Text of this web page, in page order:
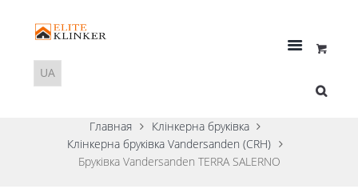
Главная
Клінкерна бруківка
Клінкерна бруківка Vandersanden (CRH)
Бруківка Vandersanden TERRA SALERNO